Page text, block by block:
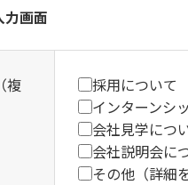
力画面
複
採用について
インターンシ
会社見学につ
会社説明会に
その他（詳細